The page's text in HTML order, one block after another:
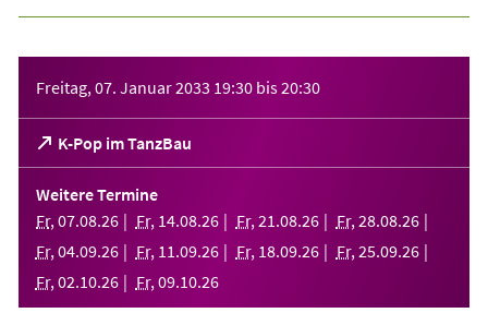
Freitag, 07. Januar 2033 19:30 bis20:30
K-Pop im TanzBau
(Öffnet
in
einem
neuen
Tab)
Weitere Termine
Fr, 07.08.26 Fr, 14.08.26 Fr, 21 .08.26 Fr, 28.08.26
Fr, 04.09.26 Fr, 11 .09.26 Fr, 18.09.26 Fr, 25.09.26
Fr, 02.10.26 Fr, 09.10.26